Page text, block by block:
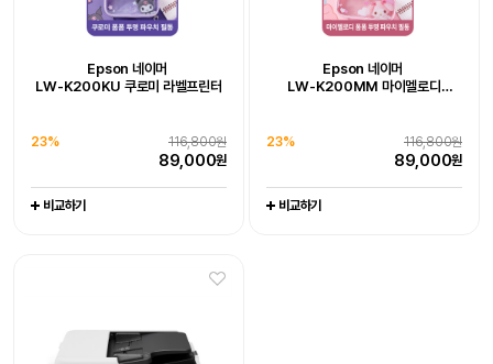
Epson 네이머
LW-K200KU 쿠로미 라벨프린터
116,800원
23%
89,000원
비교하기
Epson 네이머
LW-K200MM 마이멜로디
116,800원
23%
89,000원
비교하기
Epson WorkForce DS-785W
519,000원
비교하기
Epson Workforce DS-1730
539,000원
비교하기
Epson 네이머
LW-K200DA 곰돌이 푸 라벨프린터
128,000원
102,800원
비교하기